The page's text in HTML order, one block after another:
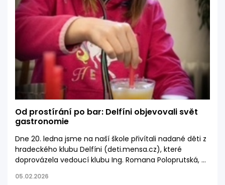
Od prostírání po bar: Delfíni objevovali svět
gastronomie
Dne 20. ledna jsme na naší škole přivítali nadané děti z
hradeckého klubu Delfíni (deti.mensa.cz), které
doprovázela vedoucí klubu Ing. Romana Poloprutská, a
gastronomii a společenskou etiketu. Program vedl Ing.
05.02.2026